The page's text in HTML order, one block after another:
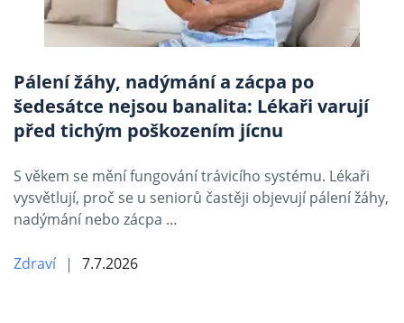
Pálení žáhy, nadýmání a zácpa po
šedesátce nejsou banalita: Lékaři varují
před tichým poškozením jícnu
S věkem se mění fungování trávicího systému. Lékaři
vysvětlují, proč se u seniorů častěji objevují pálení žáhy,
nadýmání nebo zácpa …
Zdraví 7.7.2026